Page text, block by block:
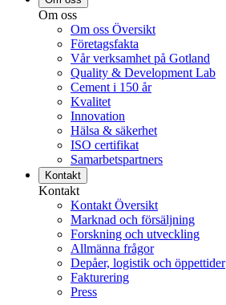
Om oss
Om oss Översikt
Företagsfakta
Vår verksamhet på Gotland
Quality & Development Lab
Cement i 150 år
Kvalitet
Innovation
Hälsa & säkerhet
ISO certifikat
Samarbetspartners
Kontakt
Kontakt
Kontakt Översikt
Marknad och försäljning
Forskning och utveckling
Allmänna frågor
Depåer, logistik och öppettider
Fakturering
Press